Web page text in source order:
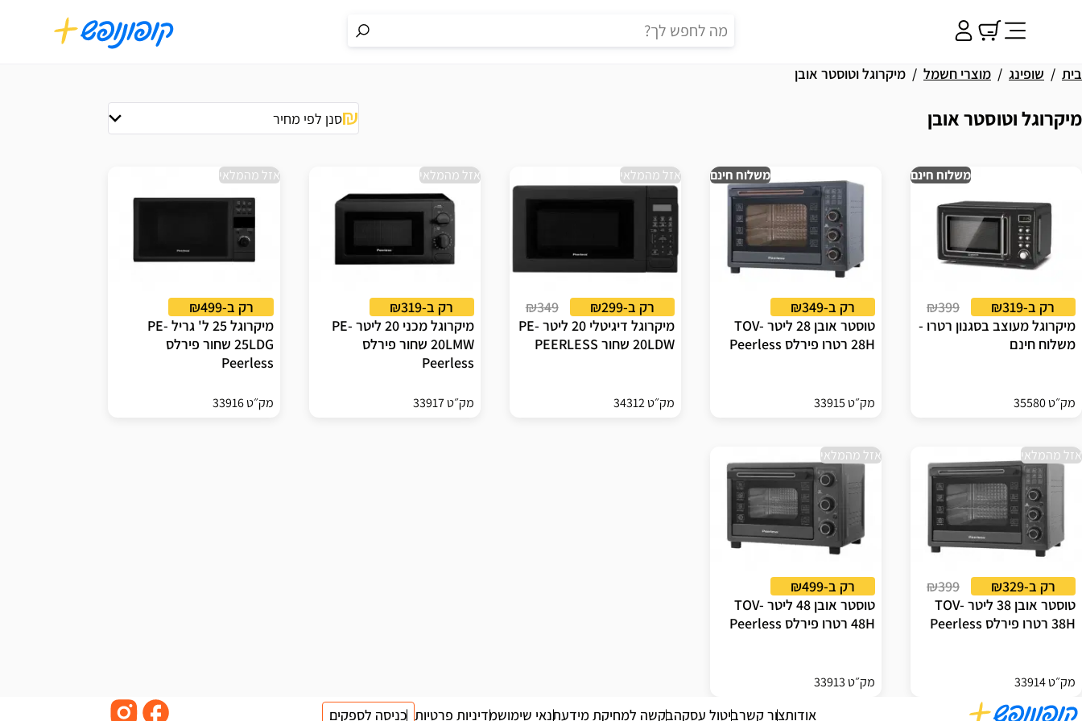
בית שופינג מוצרי חשמל מיקרוגל וטוסטר אובן
מיקרוגל וטוסטר אובן סנן לפי מחיר
משלוח חינם
רק ב-₪319
₪399
מיקרוגל מעוצב בסגנון רטרו -
משלוח חינם
מק״ט 35580
משלוח חינם
רק ב-₪349
טוסטר אובן 28 ליטר TOV-
28H רטרו פירלס Peerless
מק״ט 33915
אזל מהמלאי
רק ב-₪299
₪349
מיקרוגל דיגיטלי 20 ליטר PE-
20LDW שחור PEERLESS
מק״ט 34312
אזל מהמלאי
רק ב-₪319
מיקרוגל מכני 20 ליטר PE-
20LMW שחור פירלס
Peerless
מק״ט 33917
אזל מהמלאי
רק ב-₪499
מיקרוגל 25 ל' גריל PE-
25LDG שחור פירלס
Peerless
מק״ט 33916
אזל מהמלאי
רק ב-₪329
₪399
טוסטר אובן 38 ליטר TOV-
38H רטרו פירלס Peerless
מק״ט 33914
אזל מהמלאי
רק ב-₪499
טוסטר אובן 48 ליטר TOV-
48H רטרו פירלס Peerless
מק״ט 33913
אודותצור קשרביטול עסקהבקשה למחיקת מידעתנאי שימושמדיניות פרטיות כניסה לספקים